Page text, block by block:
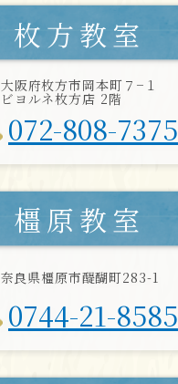
枚方教室
大阪府枚方市岡本町７−１
ビヨルネ枚方店 2階
072-808-7375
橿原教室
奈良県橿原市醍醐町283-1
0744-21-8585